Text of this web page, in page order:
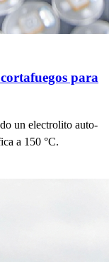
para
un electrolito auto-
a 150 °C.